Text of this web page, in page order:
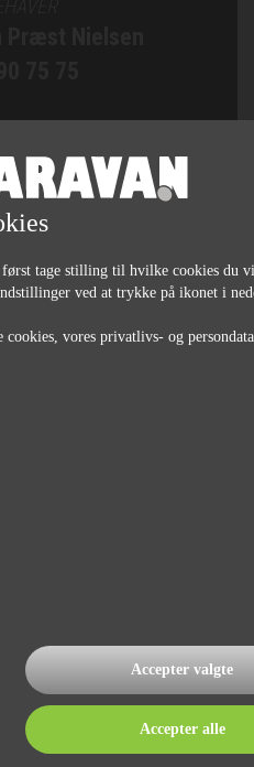
Bjørn Jakobsen
75 79
først tage stilling til hvilke cookies du
ved at trykke på ikonet i
cookies, vores privatlivs- og
Accepter valgte
Accepter alle